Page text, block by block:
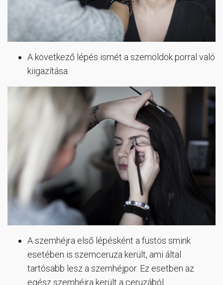
A következő lépés ismét a szemöldök porral való
kiigazítása.
A szemhéjra első lépésként a füstös smink
esetében is szemceruza került, ami által
tartósabb lesz a szemhéjpor. Ez esetben az
egész szemhéjra került a ceruzából.